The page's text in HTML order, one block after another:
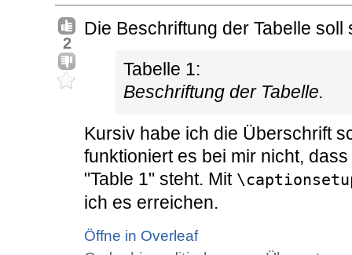
2
Die Beschriftung der Tabelle soll
Tabelle 1:
Beschriftung der Tabelle.
Kursiv habe ich die Überschrift
funktioniert es bei mir nicht,
"Table 1" steht. Mit
ich es erreichen.
Öffne in Overleaf